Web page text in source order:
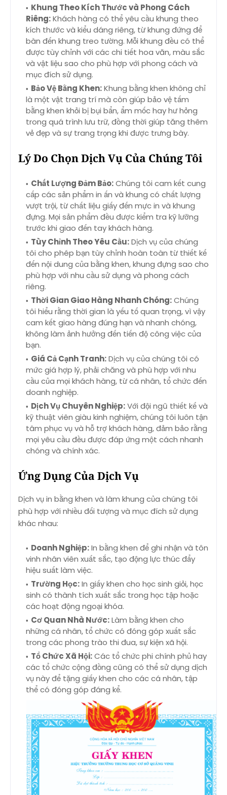
Khung Theo Kích Thước và Phong Cách
Riêng:Khách hàng có thể yêu cầu khung theo
kích thước và kiểu dáng riêng, từ khung đứng để
bàn đến khung treo tường. Mỗi khung đều có thể
được tùy chỉnh với các chi tiết hoa văn, màu sắc
và vật liệu sao cho phù hợp với phong cách và
mục đích sử dụng.
Bảo Vệ Bằng Khen:Khung bằng khen không chỉ
là một vật trang trí mà còn giúp bảo vệ tấm
bằng khen khỏi bị bụi bẩn, ẩm mốc hay hư hỏng
trong quá trình lưu trữ, đồng thời giúp tăng thêm
vẻ đẹp và sự trang trọng khi được trưng bày.
Lý Do Chọn Dịch Vụ Của Chúng Tôi
Chất Lượng Đảm Bảo:Chúng tôi cam kết cung
cấp các sản phẩm in ấn và khung có chất lượng
vượt trội, từ chất liệu giấy đến mực in và khung
đựng. Mọi sản phẩm đều được kiểm tra kỹ lưỡng
trước khi giao đến tay khách hàng.
Tùy Chỉnh Theo Yêu Cầu:Dịch vụ của chúng
tôi cho phép bạn tùy chỉnh hoàn toàn từ thiết kế
đến nội dung của bằng khen, khung đựng sao cho
phù hợp với nhu cầu sử dụng và phong cách
riêng.
Thời Gian Giao Hàng Nhanh Chóng:Chúng
tôi hiểu rằng thời gian là yếu tố quan trọng, vì vậy
cam kết giao hàng đúng hạn và nhanh chóng,
không làm ảnh hưởng đến tiến độ công việc của
bạn.
Giá Cả Cạnh Tranh:Dịch vụ của chúng tôi có
mức giá hợp lý, phải chăng và phù hợp với nhu
cầu của mọi khách hàng, từ cá nhân, tổ chức đến
doanh nghiệp.
Dịch Vụ Chuyên Nghiệp:Với đội ngũ thiết kế và
kỹ thuật viên giàu kinh nghiệm, chúng tôi luôn tận
tâm phục vụ và hỗ trợ khách hàng, đảm bảo rằng
mọi yêu cầu đều được đáp ứng một cách nhanh
chóng và chính xác.
Ứng Dụng Của Dịch Vụ
Dịch vụ in bằng khen và làm khung của chúng tôi
phù hợp với nhiều đối tượng và mục đích sử dụng
khác nhau:
Doanh Nghiệp:In bằng khen để ghi nhận và tôn
vinh nhân viên xuất sắc, tạo động lực thúc đẩy
hiệu suất làm việc.
Trường Học:In giấy khen cho học sinh giỏi, học
sinh có thành tích xuất sắc trong học tập hoặc
các hoạt động ngoại khóa.
Cơ Quan Nhà Nước:Làm bằng khen cho
những cá nhân, tổ chức có đóng góp xuất sắc
trong các phong trào thi đua, sự kiện xã hội.
Tổ Chức Xã Hội:Các tổ chức phi chính phủ hay
các tổ chức cộng đồng cũng có thể sử dụng dịch
vụ này để tặng giấy khen cho các cá nhân, tập
thể có đóng góp đáng kể.